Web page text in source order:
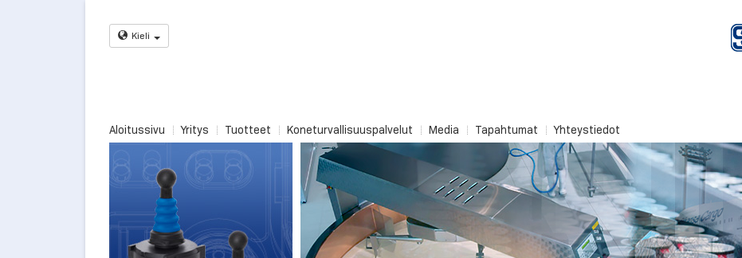
Kieli
Aloitussivu Yritys Tuotteet Koneturvallisuuspalvelut Media Tapahtumat Yhteystiedot
Uudet NK/RK-sarjan joystick-kytkimet